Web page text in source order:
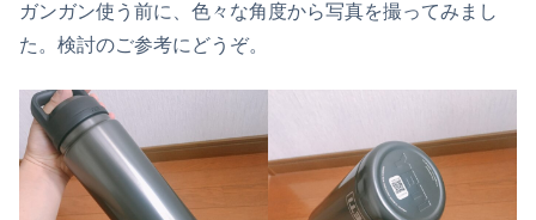
ガンガン使う前に、色々な角度から写真を撮ってみまし
た。検討のご参考にどうぞ。